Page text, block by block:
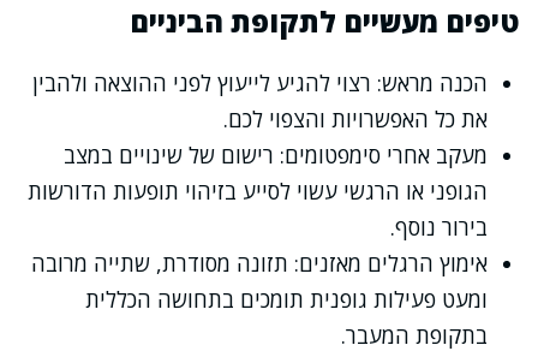
טיפים מעשיים לתקופת הביניים
הכנה מראש: רצוי להגיע לייעוץ לפני ההוצאה ולהבין
את כל האפשרויות והצפוי לכם.
מעקב אחרי סימפטומים: רישום של שינויים במצב
הגופני או הרגשי עשוי לסייע בזיהוי תופעות הדורשות
בירור נוסף.
אימוץ הרגלים מאזנים: תזונה מסודרת, שתייה מרובה
ומעט פעילות גופנית תומכים בתחושה הכללית
בתקופת המעבר.